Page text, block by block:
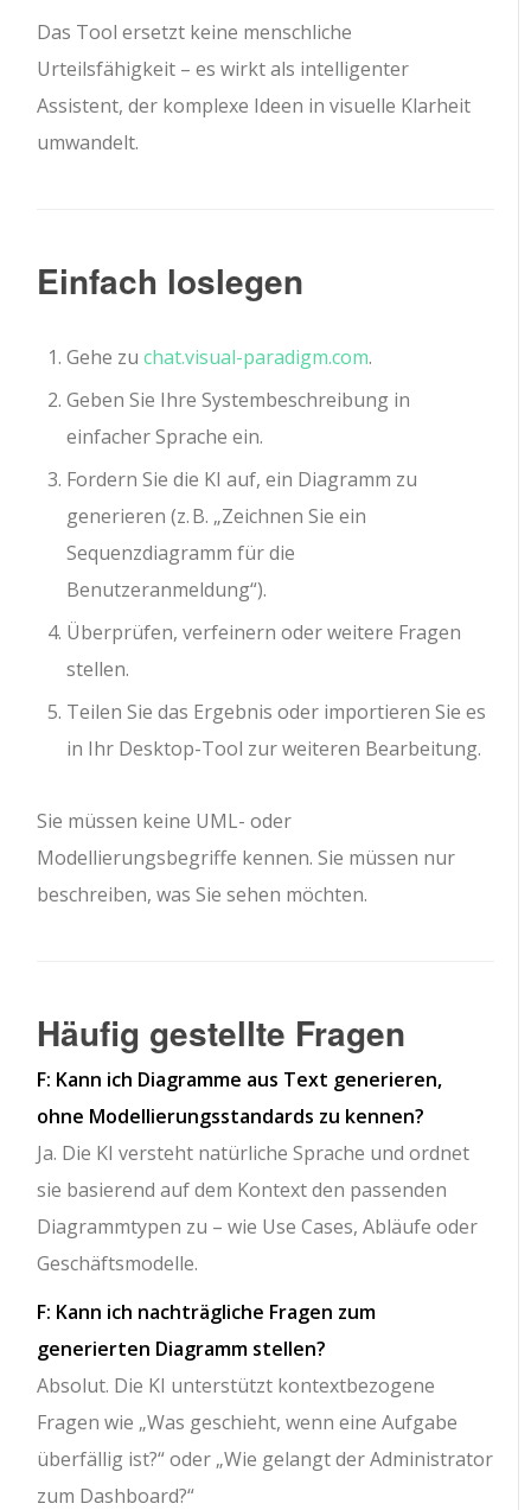
Das Tool ersetzt keine menschliche
Urteilsfähigkeit – es wirkt als intelligenter
Assistent, der komplexe Ideen in visuelle Klarheit
umwandelt.
Einfach loslegen
Gehe zuchat.visual-paradigm.com.
Geben Sie Ihre Systembeschreibung in
einfacher Sprache ein.
Fordern Sie die KI auf, ein Diagramm zu
generieren (z. B. „Zeichnen Sie ein
Sequenzdiagramm für die
Benutzeranmeldung“).
Überprüfen, verfeinern oder weitere Fragen
stellen.
Teilen Sie das Ergebnis oder importieren Sie es
in Ihr Desktop-Tool zur weiteren Bearbeitung.
Sie müssen keine UML- oder
Modellierungsbegriffe kennen. Sie müssen nur
beschreiben, was Sie sehen möchten.
Häufig gestellte Fragen
F: Kann ich Diagramme aus Text generieren,
ohne Modellierungsstandards zu kennen?
Ja. Die KI versteht natürliche Sprache und ordnet
sie basierend auf dem Kontext den passenden
Diagrammtypen zu – wie Use Cases, Abläufe oder
Geschäftsmodelle.
F: Kann ich nachträgliche Fragen zum
generierten Diagramm stellen?
Absolut. Die KI unterstützt kontextbezogene
Fragen wie „Was geschieht, wenn eine Aufgabe
überfällig ist?“ oder „Wie gelangt der Administrator
zum Dashboard?“